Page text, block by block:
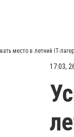
место в летний IT-
17:03,